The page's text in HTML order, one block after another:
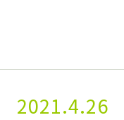
2021.4.26